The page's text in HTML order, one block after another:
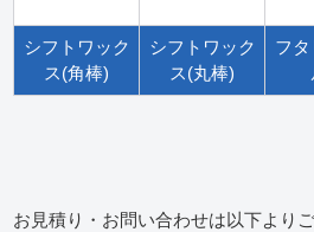
シフトワック
ス(角棒)
シフトワック
ス(丸棒)
フ
お見積り・お問い合わせは以下より